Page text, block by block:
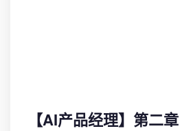
【AI产品经理】第二